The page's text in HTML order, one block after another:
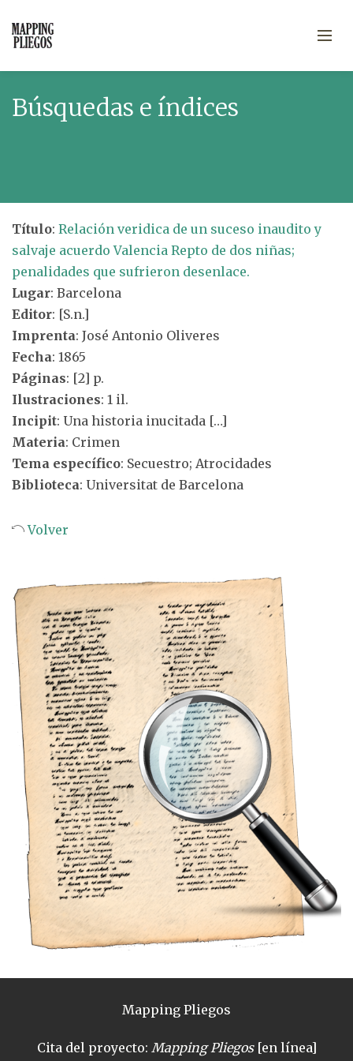
Búsquedas e índices
Título: Relación veridica de un suceso inaudito y
salvaje acuerdo Valencia Repto de dos niñas;
penalidades que sufrieron desenlace.
Lugar: Barcelona
Editor: [S.n.]
Imprenta: José Antonio Oliveres
Fecha: 1865
Páginas: [2] p.
Ilustraciones: 1 il.
Incipit: Una historia inucitada […]
Materia: Crimen
Tema específico: Secuestro; Atrocidades
Biblioteca: Universitat de Barcelona
Volver
Mapping Pliegos
Cita del proyecto: Mapping Pliegos[en línea]